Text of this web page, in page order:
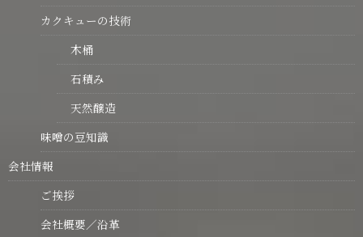
カクキューの技術
木桶
石積み
天然醸造
味噌の豆知識
会社情報
ご挨拶
会社概要／沿革